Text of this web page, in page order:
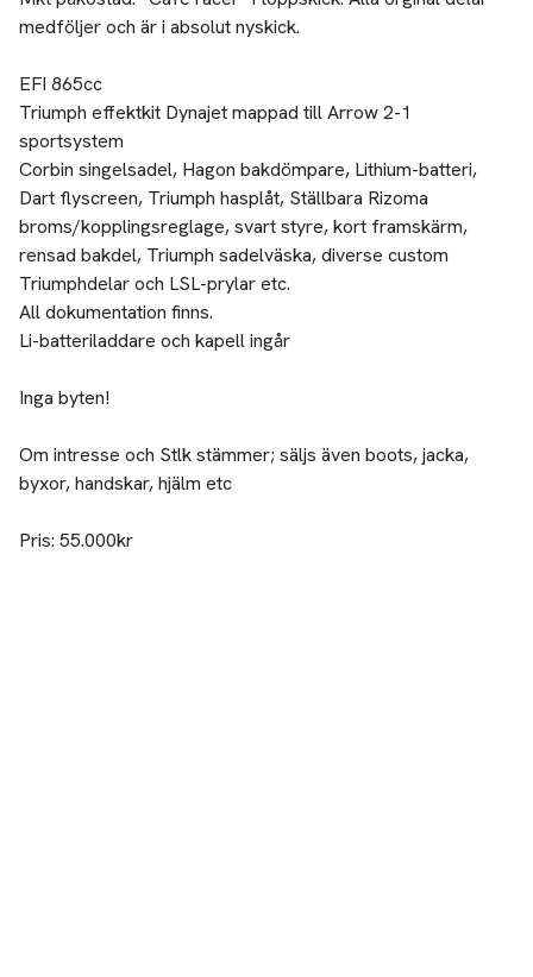
medföljer och är i absolut nyskick.
EFI 865cc
Triumph effektkit Dynajet mappad till Arrow 2-1
sportsystem
Corbin singelsadel, Hagon bakdömpare, Lithium-batteri,
Dart flyscreen, Triumph hasplåt, Ställbara Rizoma
broms/kopplingsreglage, svart styre, kort framskärm,
rensad bakdel, Triumph sadelväska, diverse custom
Triumphdelar och LSL-prylar etc.
All dokumentation finns.
Li-batteriladdare och kapell ingår
Inga byten!
Om intresse och Stlk stämmer; säljs även boots, jacka,
byxor, handskar, hjälm etc
Pris: 55.000kr